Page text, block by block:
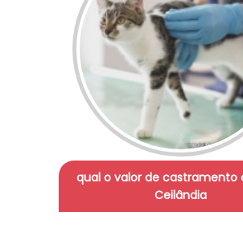
qual o valor de castramento
Ceilândia